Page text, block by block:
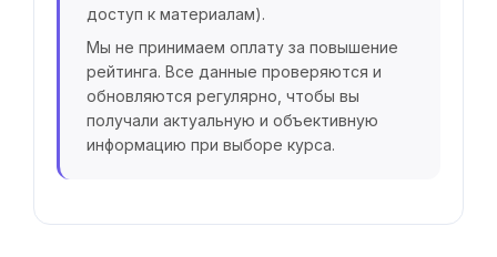
доступ к материалам).
Мы не принимаем оплату за повышение
рейтинга. Все данные проверяются и
обновляются регулярно, чтобы вы
получали актуальную и объективную
информацию при выборе курса.